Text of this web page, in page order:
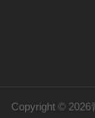
Copyright ©